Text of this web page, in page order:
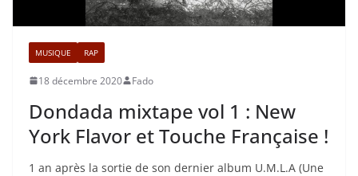
MUSIQUE RAP
18 décembre 2020 Fado
Dondada mixtape vol 1 : New
York Flavor et Touche Française !
1 an après la sortie de son dernier album U.M.L.A (Une